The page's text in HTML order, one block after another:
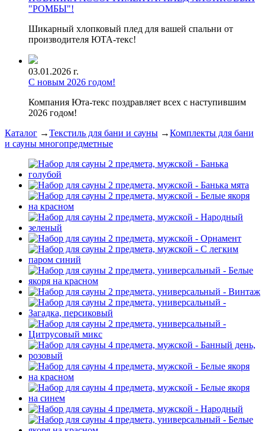
"РОМБЫ"!
Шикарный хлопковый плед для вашей спальни от
производителя ЮТА-текс!
03.01.2026 г.
С новым 2026 годом!
Компания Юта-текс поздравляет всех с наступившим
2026 годом!
Каталог →Текстиль для бани и сауны →Комплекты для бани
и сауны многопредметные